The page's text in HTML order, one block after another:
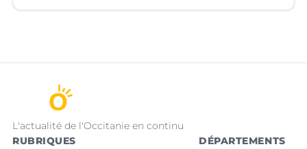
L'actualité de l'Occitanie en continu
RUBRIQUES
DÉPARTEMENTS